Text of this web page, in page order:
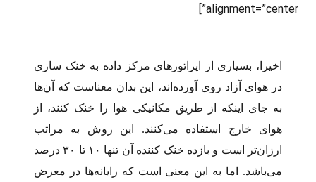
alignment=”center”]
اخیرا، بسیاری از اپراتورهای مرکز داده به خنک سازی
در هوای آزاد روی آورده‌اند، این بدان معناست که آن‌ها
به جای اینکه از طریق مکانیکی هوا را خنک کنند، از
هوای خارج استفاده می‌کنند. این روش به مراتب
ارزان‌تر است و بازده خنک کننده آن تنها ۱۰ تا ۳۰ درصد
می‌باشد. اما به این معنی است که رایانه‌ها در معرض